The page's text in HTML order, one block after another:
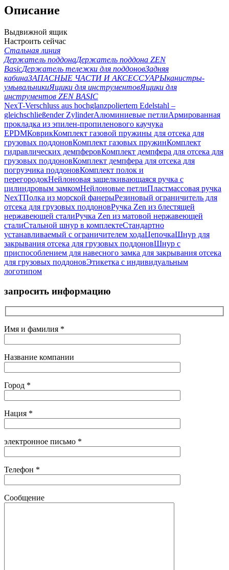
Описание
Выдвижной ящик
Настроить сейчас
Стальная линия
Держатель поддонаДержатель поддона ZEN
BasicДержатель тележки для поддоновЗадняя
кабинаЗАПАСНЫЕ ЧАСТИ И АКСЕССУАРЫканистры-
умывальникиЯщики для инструментовЯщики для
инструментов ZEN BASIC
NexT-Verschluss aus hochglanzpoliertem Edelstahl –
gleichschließender ZylinderАлюминиевые петлиАрмированная
прокладка из эпилен-пропиленового каучука
EPDMКоврикКомплект газовой пружины для отсека для
грузовых поддоновКомплект газовых пружинКомплект
гидравлических демпферовКомплект демпфера для отсека для
грузовых поддоновКомплект демпфера для отсека для
погрузчика поддоновКомплект полок и
перегородокНейлоновая защелкивающаяся ручка с
цилиндровым замкомНейлоновые петлиПластмассовая ручка
NexTПолка из морской фанерыРезиновый ограничитель для
отсека для грузовых поддоновРучка Zen из блестящей
нержавеющей сталиРучка Zen из матовой нержавеющей
сталиСтальной шнур в комплектеСтандартно
устанавливаемый с ограничителем ходаЦепочкаШнур для
закрывания отсека для грузовых поддоновШнур с
приспособлением для навесного замка для закрывания отсека
для грузовых поддоновЭтикетка с индивидуальным
логотипом
запросить информацию
Имя и фамилия *
Название компании
Город *
Нация *
электронное письмо *
Телефон *
Сообщение